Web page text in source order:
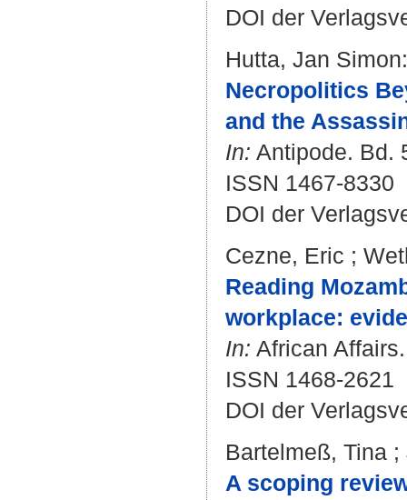
DOI der
Hutta, Jan Simon:
Necropolitics
and the
In: Antipode. Bd.
ISSN 1467-8330
DOI der
Cezne, Eric ;
Reading
workplace:
In: African
ISSN 1468-2621
DOI der
Bartelmeß, Tina ;
A scoping